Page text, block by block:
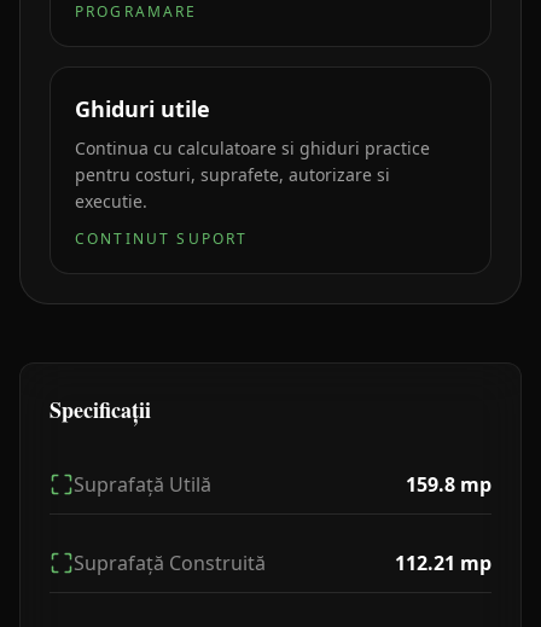
PROGRAMARE
Ghiduri utile
Continua cu calculatoare si ghiduri practice
pentru costuri, suprafete, autorizare si
executie.
CONTINUT SUPORT
Specificații
Suprafață Utilă 159.8 mp
Suprafață Construită 112.21 mp